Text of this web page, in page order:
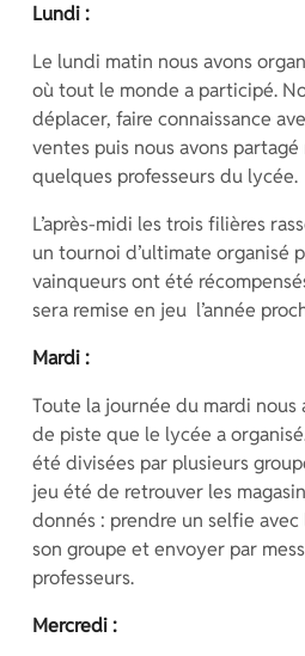
Lundi :
Le lundi matin nous avons
où tout le monde a participé.
déplacer, faire connaissance
ventes puis nous avons
quelques professeurs du lycée.
L’après-midi les trois filières
un tournoi d’ultimate organisé
vainqueurs ont été
sera remise en jeu l’année
Mardi :
Toute la journée du mardi nous
de piste que le lycée a
été divisées par plusieurs
jeu été de retrouver les
donnés : prendre un selfie
son groupe et envoyer par
professeurs.
Mercredi :